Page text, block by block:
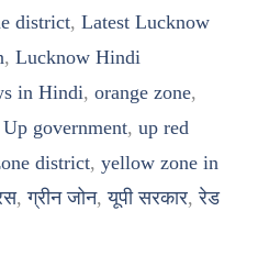
district, Latest Lucknow
, Lucknow Hindi
in Hindi, orange zone,
Up government, up red
district, yellow zone in
,ग्रीन जोन,यूपी सरकार,रेड